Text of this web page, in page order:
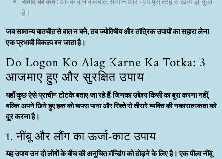
है।
जब सामान्य बातचीत से बात न बने, तब ज्योतिषीय और तांत्रिक उपायों का सहारा लेना
एक प्रभावी विकल्प बन जाता है।
Do Logon Ko Alag Karne Ka Totka: 3
आजमाए हुए और सुरक्षित उपाय
यहाँ कुछ ऐसे प्राचीन टोटके बताए जा रहे हैं, जिनका उद्देश्य किसी का बुरा करना नहीं,
बल्कि अपने छिने हुए हक को वापस पाना और रिश्ते से तीसरे व्यक्ति की नकारात्मकता को
दूर करना है।
1. नींबू और लौंग का ऊर्जा-काट उपाय
यह उपाय उन दो लोगों के बीच की अनुचित बॉन्डिंग को तोड़ने के लिए है। एक पीला नींबू